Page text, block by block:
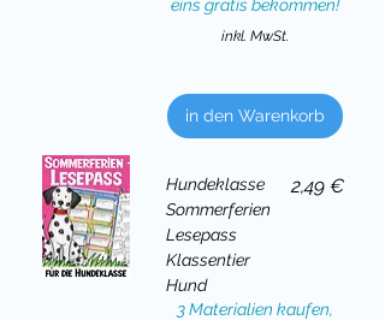
eins gratis bekommen!
inkl. MwSt.
in den Warenkorb
Hundeklasse
Sommerferien
Lesepass
Klassentier
Hund
Preis
2,49 €
3 Materialien kaufen,